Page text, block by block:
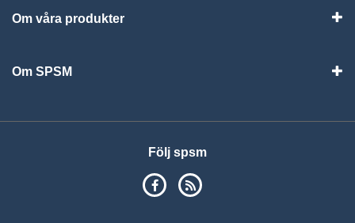
Om våra produkter
Om SPSM
Följ spsm
SPSM på Facebook